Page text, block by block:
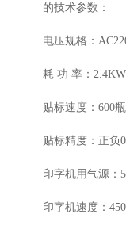
的技术参数：
电压规格：
耗 功 率：2.4KW
贴标速度：600瓶
贴标精度：正负
印字机用气源：5
印字机速度：450